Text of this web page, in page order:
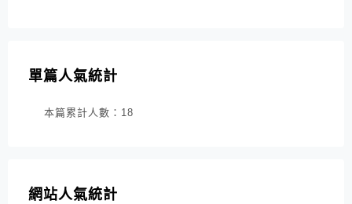
單篇人氣統計
本篇累計人數： 18
網站人氣統計